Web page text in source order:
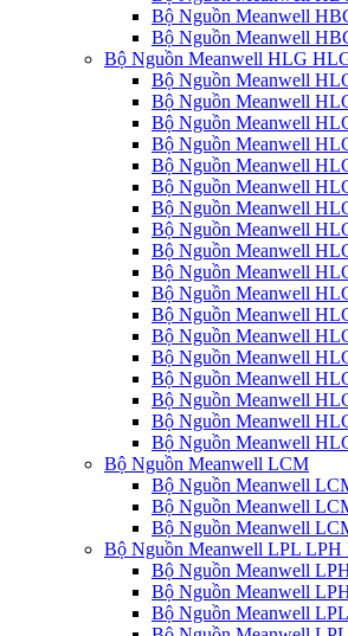
Bộ Nguồn Meanwell
Bộ Nguồn Meanwell
Bộ Nguồn Meanwell HLG
Bộ Nguồn Meanwell
Bộ Nguồn Meanwell
Bộ Nguồn Meanwell
Bộ Nguồn Meanwell
Bộ Nguồn Meanwell
Bộ Nguồn Meanwell
Bộ Nguồn Meanwell
Bộ Nguồn Meanwell
Bộ Nguồn Meanwell
Bộ Nguồn Meanwell
Bộ Nguồn Meanwell
Bộ Nguồn Meanwell
Bộ Nguồn Meanwell
Bộ Nguồn Meanwell
Bộ Nguồn Meanwell
Bộ Nguồn Meanwell
Bộ Nguồn Meanwell
Bộ Nguồn Meanwell
Bộ Nguồn Meanwell LCM
Bộ Nguồn Meanwell
Bộ Nguồn Meanwell
Bộ Nguồn Meanwell
Bộ Nguồn Meanwell LPL
Bộ Nguồn Meanwell
Bộ Nguồn Meanwell
Bộ Nguồn Meanwell